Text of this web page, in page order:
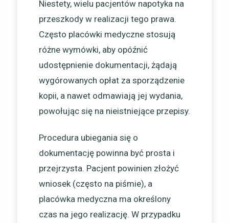
Niestety, wielu pacjentów napotyka na
przeszkody w realizacji tego prawa.
Często placówki medyczne stosują
różne wymówki, aby opóźnić
udostępnienie dokumentacji, żądają
wygórowanych opłat za sporządzenie
kopii, a nawet odmawiają jej wydania,
powołując się na nieistniejące przepisy.
Procedura ubiegania się o
dokumentację powinna być prosta i
przejrzysta. Pacjent powinien złożyć
wniosek (często na piśmie), a
placówka medyczna ma określony
czas na jego realizację. W przypadku